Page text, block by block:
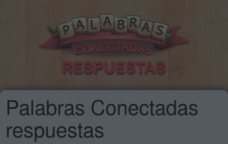
Palabras Conectadas
respuestas